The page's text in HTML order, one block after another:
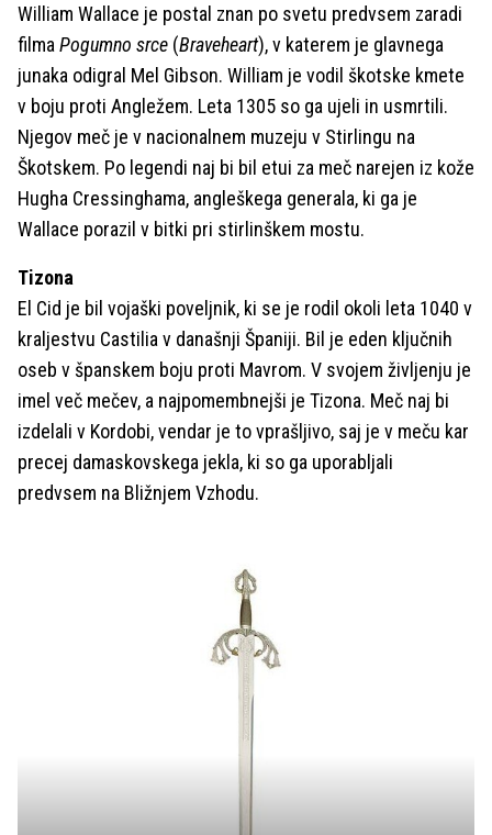
William Wallace je postal znan po svetu predvsem zaradi
filma Pogumno srce (Braveheart), v katerem je glavnega
junaka odigral Mel Gibson. William je vodil škotske kmete
v boju proti Angležem. Leta 1305 so ga ujeli in usmrtili.
Njegov meč je v nacionalnem muzeju v Stirlingu na
Škotskem. Po legendi naj bi bil etui za meč narejen iz kože
Hugha Cressinghama, angleškega generala, ki ga je
Wallace porazil v bitki pri stirlinškem mostu.
Tizona
El Cid je bil vojaški poveljnik, ki se je rodil okoli leta 1040 v
kraljestvu Castilia v današnji Španiji. Bil je eden ključnih
oseb v španskem boju proti Mavrom. V svojem življenju je
imel več mečev, a najpomembnejši je Tizona. Meč naj bi
izdelali v Kordobi, vendar je to vprašljivo, saj je v meču kar
precej damaskovskega jekla, ki so ga uporabljali
predvsem na Bližnjem Vzhodu.